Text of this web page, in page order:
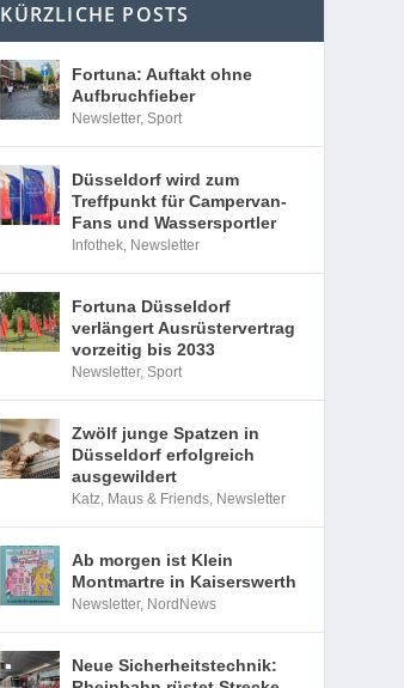
KÜRZLICHE POSTS
Fortuna: Auftakt ohne
Aufbruchfieber
Newsletter,Sport
Düsseldorf wird zum
Treffpunkt für Campervan-
Fans und Wassersportler
Infothek, Newsletter
Fortuna Düsseldorf
verlängert Ausrüstervertrag
vorzeitig bis 2033
Newsletter,Sport
Zwölf junge Spatzen in
Düsseldorf erfolgreich
ausgewildert
Katz, Maus & Friends, Newsletter
Ab morgen ist Klein
Montmartre in Kaiserswerth
Newsletter, NordNews
Neue Sicherheitstechnik: